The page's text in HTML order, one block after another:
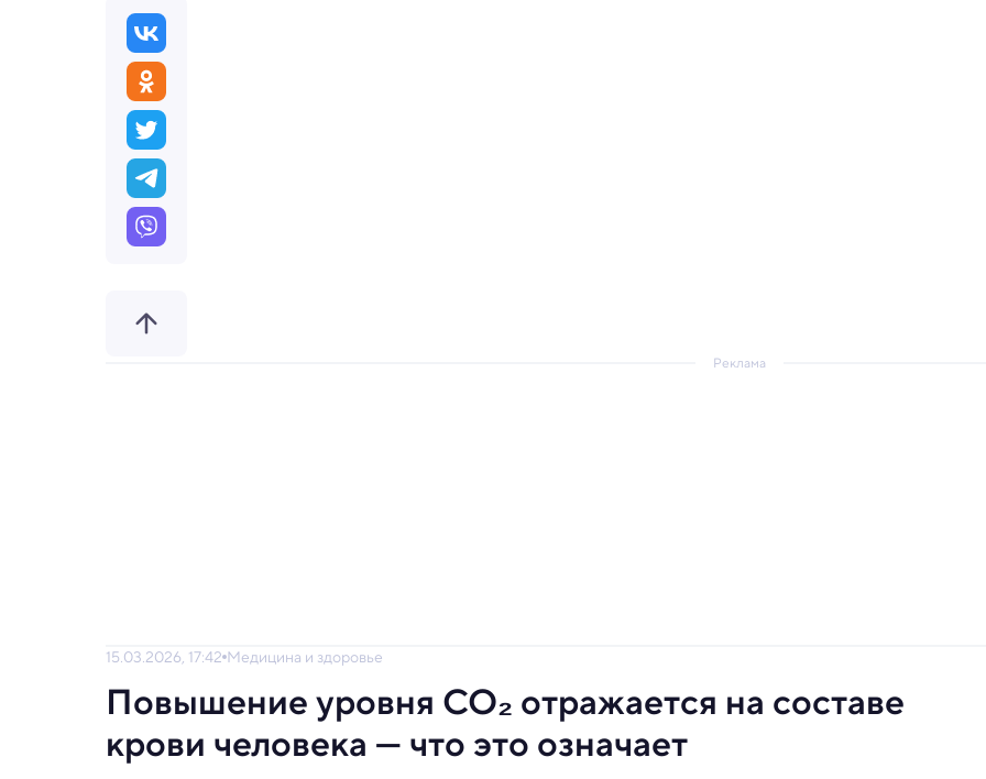
Реклама
15.03.2026, 17:42 Медицина и здоровье
Повышение уровня CO₂ отражается на составе
крови человека — что это означает